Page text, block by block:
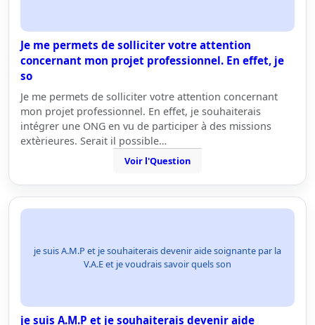
Je me permets de solliciter votre attention
concernant mon projet professionnel. En effet, je
so
Je me permets de solliciter votre attention concernant
mon projet professionnel. En effet, je souhaiterais
intégrer une ONG en vu de participer à des missions
extèrieures. Serait il possible…
Voir l'Question
je suis A.M.P et je souhaiterais devenir aide soignante par la
V.A.E et je voudrais savoir quels son
je suis A.M.P et je souhaiterais devenir aide